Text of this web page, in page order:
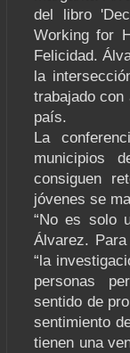
del libro
Working for
Felicidad.
la
trabajado con
país.
La
municipios
consiguen
jóvenes se
“No es solo
Álvarez.
“la
personas
sentido de
sentimiento
tienen una